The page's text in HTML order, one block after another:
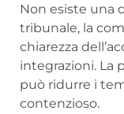
Non esiste una
tribunale, la
chiarezza
integrazioni. La
può ridurre i
contenzioso.